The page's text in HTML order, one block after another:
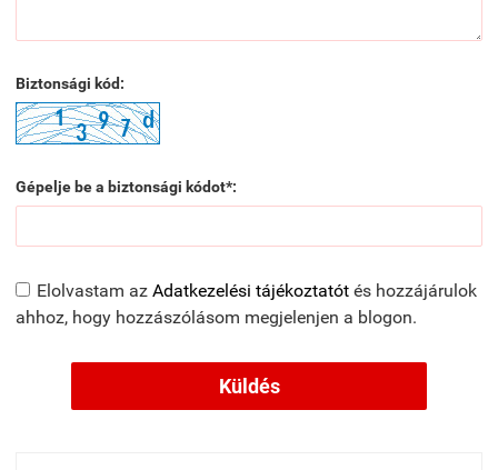
Biztonsági kód:
Gépelje be a biztonsági kódot*:
Elolvastam az Adatkezelési tájékoztatót és hozzájárulok
ahhoz, hogy hozzászólásom megjelenjen a blogon.
Küldés